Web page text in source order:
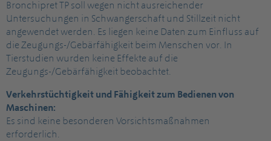
Bronchipret TP soll wegen nicht ausreichender
Untersuchungen in Schwangerschaft und Stillzeit nicht
angewendet werden. Es liegen keine Daten zum Einfluss auf
die Zeugungs-/Gebärfähigkeit beim Menschen vor. In
Tierstudien wurden keine Effekte auf die
Zeugungs-/Gebärfähigkeit beobachtet.
Verkehrstüchtigkeit und Fähigkeit zum Bedienen von
Maschinen:
Es sind keine besonderen Vorsichtsmaßnahmen
erforderlich.